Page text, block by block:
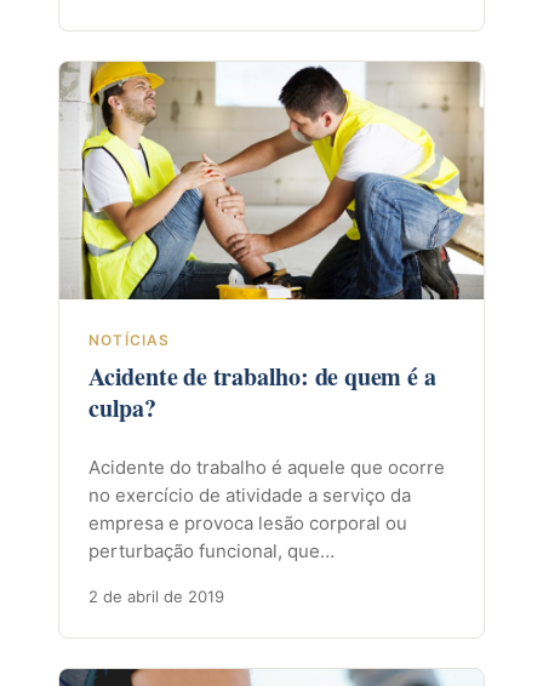
NOTÍCIAS
Acidente de trabalho: de quem é a
culpa?
Acidente do trabalho é aquele que ocorre
no exercício de atividade a serviço da
empresa e provoca lesão corporal ou
perturbação funcional, que…
2 de abril de 2019